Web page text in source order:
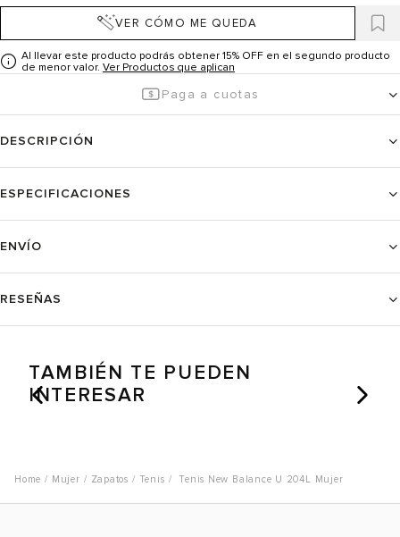
VER CÓMO ME QUEDA
Al llevar este producto podrás obtener 15% OFF en el segundo producto
de menor valor. Ver Productos que aplican
Paga a cuotas
DESCRIPCIÓN
ESPECIFICACIONES
ENVÍO
RESEÑAS
TAMBIÉN TE PUEDEN
INTERESAR
Mujer Zapatos Tenis Tenis New Balance U 204L Mujer